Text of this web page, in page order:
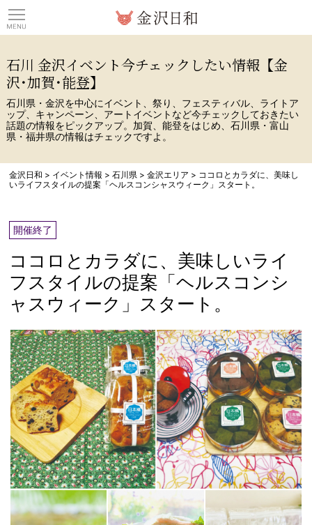
石川 金沢イベント今チェックしたい情報【金
沢･加賀･能登】
石川県・金沢を中心にイベント、祭り、フェスティバル、ライトア
ップ、キャンペーン、アートイベントなど今チェックしておきたい
話題の情報をピックアップ。加賀、能登をはじめ、石川県・富山
県・福井県の情報はチェックですよ。
金沢日和 > イベント情報 >石川県 >金沢エリア > ココロとカラダに、美味し
いライフスタイルの提案「ヘルスコンシャスウィーク」スタート。
開催終了
ココロとカラダに、美味しいライ
フスタイルの提案「ヘルスコンシ
ャスウィーク」スタート。